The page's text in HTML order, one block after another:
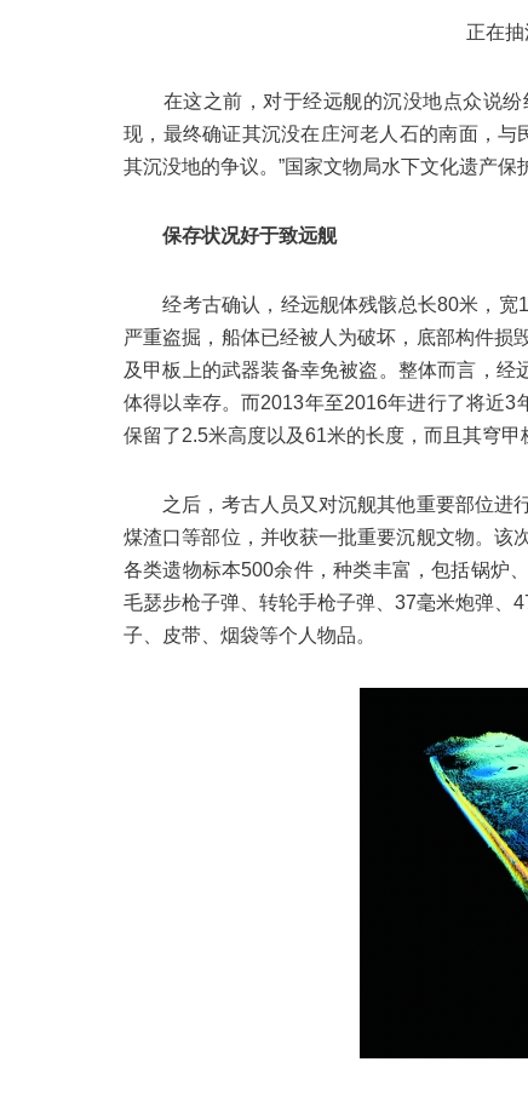
正在
在这之前，对于经远舰的沉没地点众说纷
现，最终确证其沉没在庄河老人石的南面，与
其沉没地的争议。”国家文物局水下文化遗产
保存状况好于致远舰
经考古确认，经远舰体残骸总长80米，宽
严重盗掘，船体已经被人为破坏，底部构件损
及甲板上的武器装备幸免被盗。整体而言，
体得以幸存。而2013年至2016年进行了将近3
保留了2.5米高度以及61米的长度，而且其穹甲
之后，考古人员又对沉舰其他重要部位进
煤渣口等部位，并收获一批重要沉舰文物。该
各类遗物标本500余件，种类丰富，包括锅炉
毛瑟步枪子弹、转轮手枪子弹、37毫米炮弹、
子、皮带、烟袋等个人物品。